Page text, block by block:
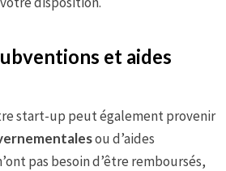
et aides
start-up peut également provenir
ou d’aides
pas besoin d’être remboursés,